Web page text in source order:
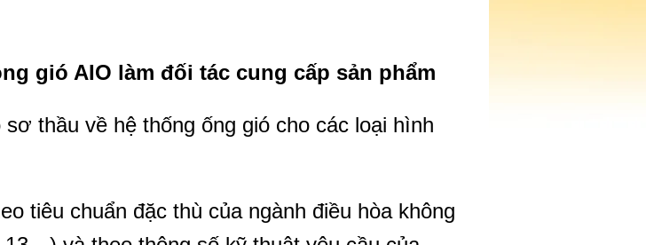
gió AIO làm đối tác cung cấp sản phẩm
thầu về hệ thống ống gió cho các loại hình
tiêu chuẩn đặc thù của ngành điều hòa không